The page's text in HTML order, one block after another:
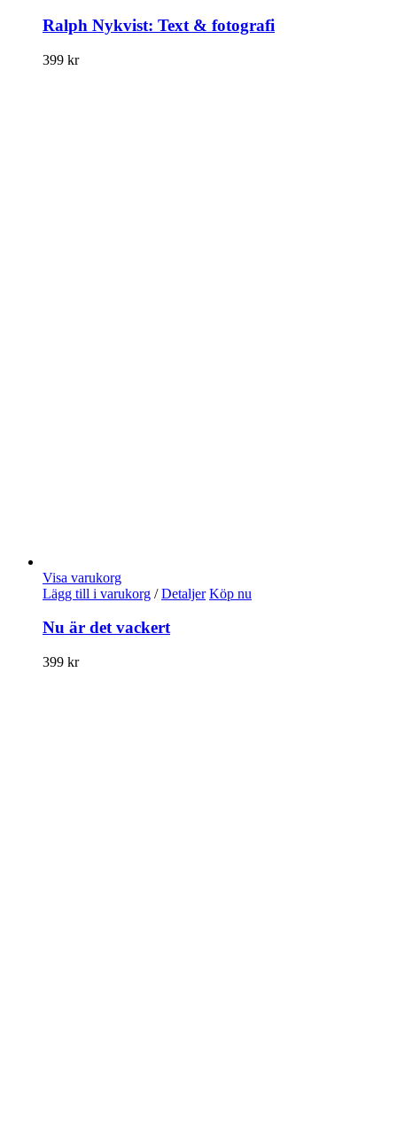
Ralph Nykvist: Text & fotografi
399 kr
Visa varukorg
Lägg till i varukorg / Detaljer Köp nu
Nu är det vackert
399 kr